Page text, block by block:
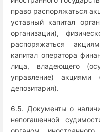
право распоряжаться
уставный капитал
организации),
распоряжаться
капитал оператора
лица, владеющего
управление) акциями
депозитария).
6.5. Документы о
непогашенной